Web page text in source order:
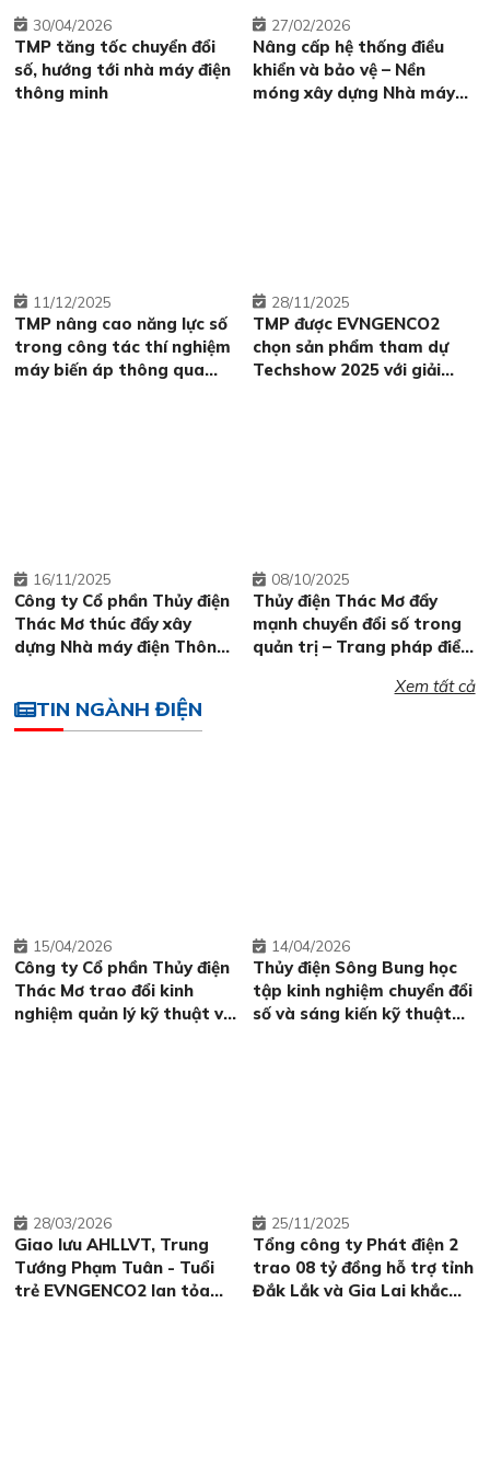
TMP tăng tốc chuyển đổi
số, hướng tới nhà máy điện
thông minh
30 04/2026
Nâng cấp hệ thống điều
khiển và bảo vệ – Nền
móng xây dựng Nhà máy
27 02/2026
TMP nâng cao năng lực số
trong công tác thí nghiệm
máy biến áp thông qua
11 12/2025
TMP được EVNGENCO2
chọn sản phẩm tham dự
Techshow 2025 với giải
28 11/2025
Công ty Cổ phần Thủy điện
Thác Mơ thúc đẩy xây
dựng Nhà máy điện Thông
tất yếu trong kỷ nguyên số
16 11/2025
Thủy điện Thác Mơ đẩy
mạnh chuyển đổi số trong
quản trị – Trang pháp điển
mang lại bước tiến mới
08 10/2025
Xem tất cả
TIN NGÀNH ĐIỆN
Công ty Cổ phần Thủy điện
Thác Mơ trao đổi kinh
nghiệm quản lý kỹ thuật và
15 04/2026
Thủy điện Sông Bung học
tập kinh nghiệm chuyển đổi
số và sáng kiến kỹ thuật
14 04/2026
Giao lưu AHLLVT, Trung
Tướng Phạm Tuân - Tuổi
trẻ EVNGENCO2 lan tỏa
28 03/2026
Tổng công ty Phát điện 2
trao 08 tỷ đồng hỗ trợ tỉnh
Đắk Lắk và Gia Lai khắc
25 11/2025